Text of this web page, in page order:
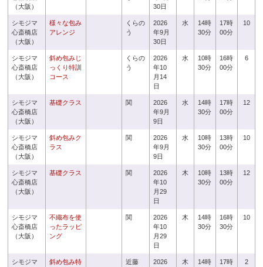
（大阪）
30日
シモジマ
心斎橋店
（大阪）
様々な包み
アレンジ
くらの
う
2026
年9月
30日
水
14時
30分
17時
00分
10
シモジマ
心斎橋店
（大阪）
斜め包みじ
っくり特訓
コース
くらの
う
2026
年10
月14
日
水
10時
30分
16時
00分
6
シモジマ
心斎橋店
（大阪）
基礎クラス 関
2026
年9月
9日
水
14時
30分
17時
00分
12
シモジマ
心斎橋店
（大阪）
斜め包みク
ラス
関
2026
年9月
9日
水
10時
30分
13時
00分
10
シモジマ
心斎橋店
（大阪）
基礎クラス 関
2026
年10
月29
日
木
10時
30分
13時
00分
12
シモジマ
心斎橋店
（大阪）
不織布を使
ったラッピ
ング
関
2026
年10
月29
日
木
14時
30分
16時
30分
10
シモジマ
斜め包み特
近藤
2026
木
14時
17時
2